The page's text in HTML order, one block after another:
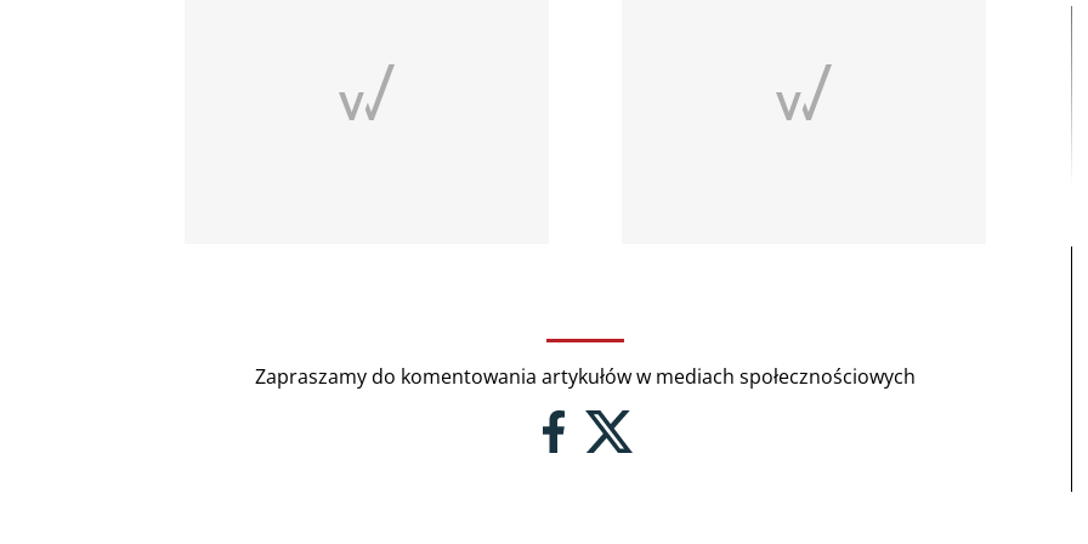
Zapraszamy do komentowania artykułów w mediach społecznościowych